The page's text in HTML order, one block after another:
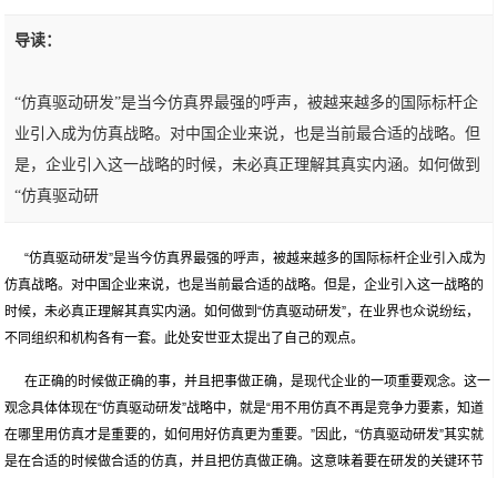
导读：
“仿真驱动研发”是当今仿真界最强的呼声，被越来越多的国际标杆企
业引入成为仿真战略。对中国企业来说，也是当前最合适的战略。但
是，企业引入这一战略的时候，未必真正理解其真实内涵。如何做到
“仿真驱动研
“仿真驱动研发”是当今仿真界最强的呼声，被越来越多的国际标杆企业引入成为
仿真战略。对中国企业来说，也是当前最合适的战略。但是，企业引入这一战略的
时候，未必真正理解其真实内涵。如何做到“仿真驱动研发”，在业界也众说纷纭，
不同组织和机构各有一套。此处安世亚太提出了自己的观点。
在正确的时候做正确的事，并且把事做正确，是现代企业的一项重要观念。这一
观念具体体现在“仿真驱动研发”战略中，就是“用不用仿真不再是竞争力要素，知道
在哪里用仿真才是重要的，如何用好仿真更为重要。”因此，“仿真驱动研发”其实就
是在合适的时候做合适的仿真，并且把仿真做正确。这意味着要在研发的关键环节